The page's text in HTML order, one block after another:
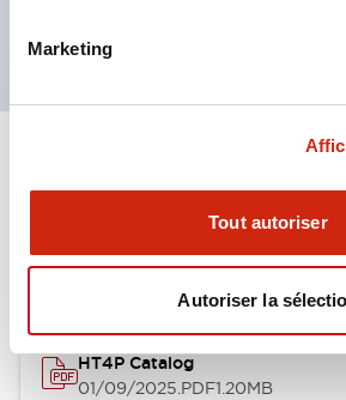
Marketing
Tout autoriser
Autoriser la
Catalogues Et Brochures Fiche
HT4P Catalog
01/09/2025.PDF1.20MB